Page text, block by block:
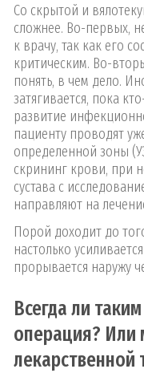
Со скрытой и
сложнее. Во-первых,
к врачу, так как его
критическим. Во-
понять, в чем дело.
затягивается, пока
развитие
пациенту проводят
определенной зоны
скрининг крови, при
сустава с
направляют на
Порой доходит до
настолько
прорывается наружу
Всегда ли
операция? Или
лекарственной